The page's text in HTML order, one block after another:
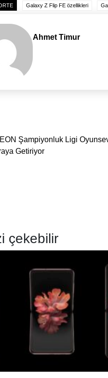
Galaxy Z Flip FE özellikleri
Ahmet Timur
dolaşımı
Şampiyonluk Ligi
Getiriyor
çekebilir